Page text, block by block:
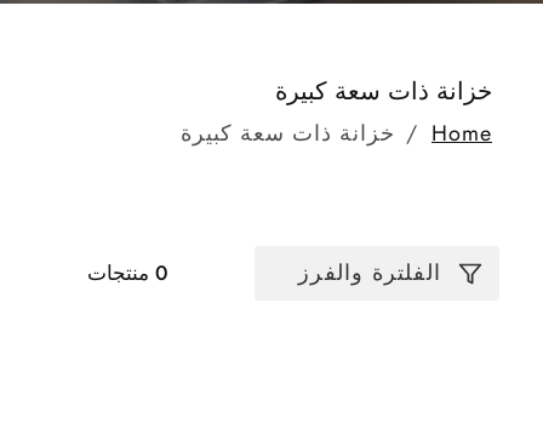
مجموعة:
خزانة ذات سعة كبيرة
Home خزانة ذات سعة كبيرة
الفلترة والفرز 0 منتجات